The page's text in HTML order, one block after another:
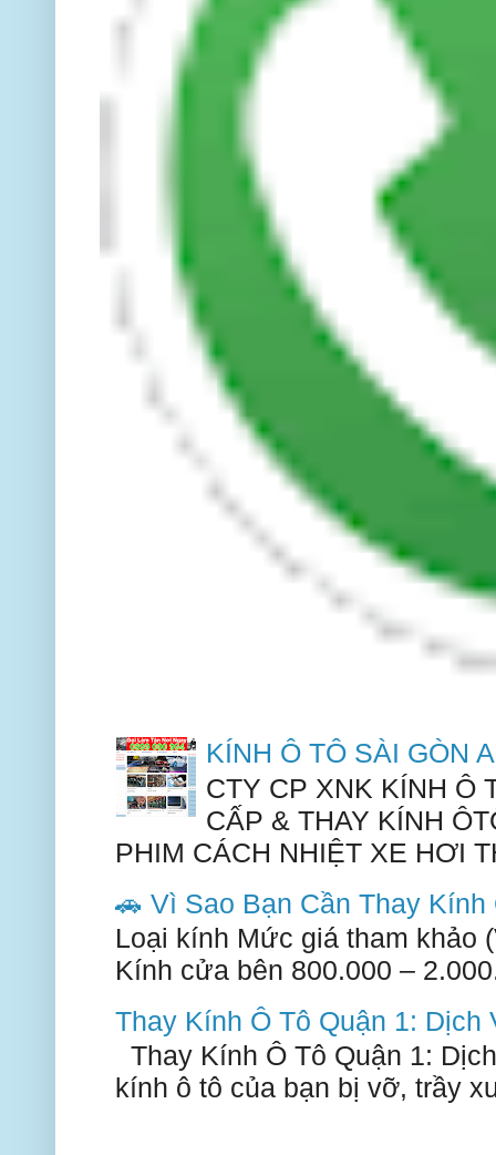
KÍNH Ô TÔ SÀI GÒN
CTY CP XNK KÍNH Ô
CẤP & THAY KÍNH
PHIM CÁCH NHIỆT XE HƠI
🚗 Vì Sao Bạn Cần Thay
Loại kính Mức giá tham khảo
Kính cửa bên 800.000 –
Thay Kính Ô Tô Quận 1:
Thay Kính Ô Tô Quận 1:
kính ô tô của bạn bị vỡ, trầy